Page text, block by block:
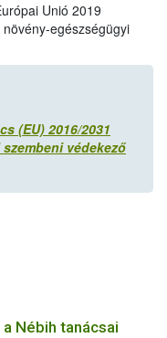
Unió 2019
egészségügyi
(EU) 2016/2031
védekező
Nébih tanácsai